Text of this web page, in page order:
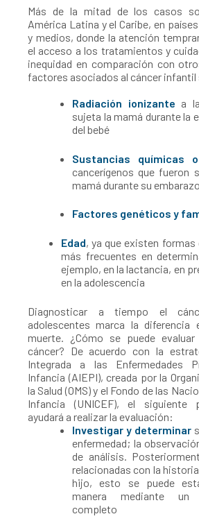
Más de la mitad de los casos
América Latina y el Caribe, en
y medios, donde la atención
el acceso a los tratamientos y
inequidad en comparación con
factores asociados al cáncer infantil
Radiación ionizante a
sujeta la mamá durante la
del bebé
Sustancias químicas
cancerígenos que fueron
mamá durante su embarazo
Factores genéticos y
Edad, ya que existen formas
más frecuentes en
ejemplo, en la lactancia, en
en la adolescencia
Diagnosticar a tiempo el
adolescentes marca la
muerte. ¿Cómo se puede
cáncer? De acuerdo con la
Integrada a las Enfermedades
Infancia (AIEPI), creada por la
la Salud (OMS) y el Fondo de las
Infancia (UNICEF), el siguiente
ayudará a realizar la evaluación:
Investigar y determinar
enfermedad; la
de análisis.
relacionadas con la
hijo, esto se puede
manera mediante un
completo